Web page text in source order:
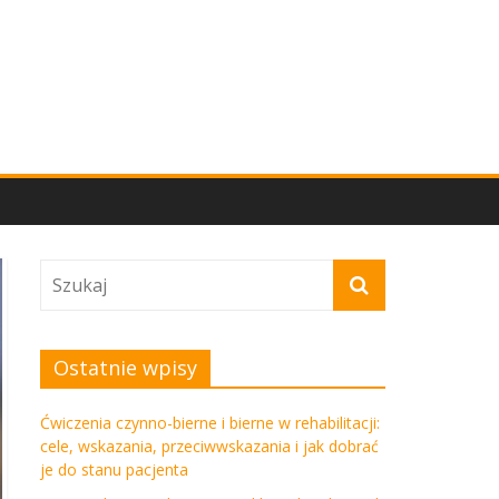
Ostatnie wpisy
Ćwiczenia czynno-bierne i bierne w rehabilitacji:
cele, wskazania, przeciwwskazania i jak dobrać
je do stanu pacjenta